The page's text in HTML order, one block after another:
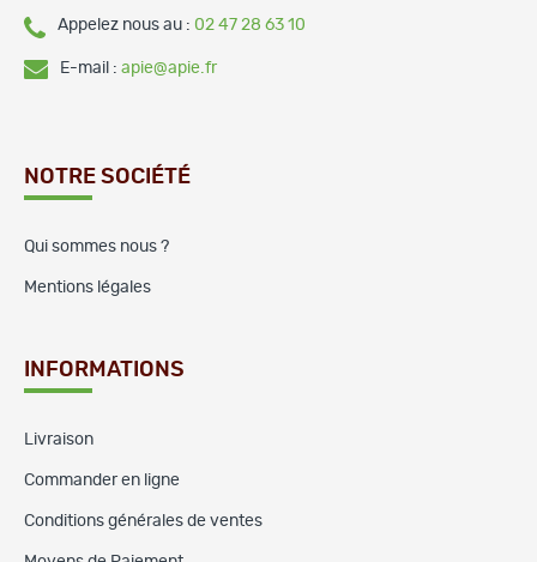
Appelez nous au : 02 47 28 63 10
E-mail : apie@apie.fr
NOTRE SOCIÉTÉ
Qui sommes nous ?
Mentions légales
INFORMATIONS
Livraison
Commander en ligne
Conditions générales de ventes